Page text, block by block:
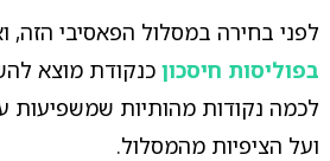
לפני בחירה במסלול הפאסיבי הזה,
בפוליסות חיסכוןכנקודת מוצא
לכמה נקודות מהותיות
ועל הציפיות מהמסלול.